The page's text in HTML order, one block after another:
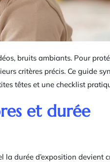
bruits ambiants. Pour
critères précis. Ce guide
têtes et une checklist
et durée
durée d’exposition devient